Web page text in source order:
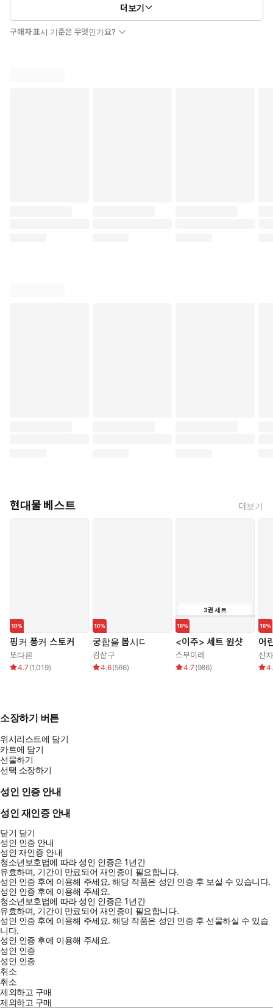
더보기
구매자 표시 기준은 무엇인가요?
현대물 베스트 더보기
핑커 퐁커 스토커
또다른
4.7 (1,019)
궁합을 봅시다
김살구
4.6(566)
3권세트
<이주> 세트 원샷
스무이레
4.7 (986)
어
산
소장하기 버튼
위시리스트에 담기
카트에 담기
선물하기
선택 소장하기
성인 인증 안내
성인 재인증 안내
닫기 닫기
성인 인증 안내
성인 재인증 안내
청소년보호법에 따라 성인 인증은 1년간
유효하며, 기간이 만료되어 재인증이 필요합니다.
성인 인증 후에 이용해 주세요.해당 작품은 성인 인증 후 보실 수 있습니다.
성인 인증 후에 이용해 주세요.
청소년보호법에 따라 성인 인증은 1년간
유효하며, 기간이 만료되어 재인증이 필요합니다.
성인 인증 후에 이용해 주세요.해당 작품은 성인 인증 후 선물하실 수 있습
니다.
성인 인증 후에 이용해 주세요.
성인 인증
성인 인증
취소
취소
제외하고 구매
제외하고 구매